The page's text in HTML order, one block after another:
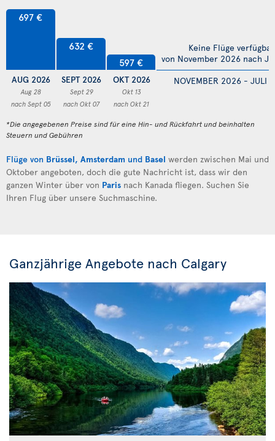
697 €
AUG 2026
Aug 28
nach Sept 05
632 €
SEPT 2026
Sept 29
nach Okt 07
597 €
OKT 2026
Okt 13
nach Okt 21
NOVEMBER 2026 - JULI
Keine Flüge verfügbar
von November 2026 nach
*Die angegebenen Preise sind für eine Hin- und Rückfahrt und beinhalten
Steuern und Gebühren
Flüge von Brüssel, Amsterdam und Basel werden zwischen Mai und
Oktober angeboten, doch die gute Nachricht ist, dass wir den
ganzen Winter über von Paris nach Kanada fliegen. Suchen Sie
Ihren Flug über unsere Suchmaschine.
Ganzjährige Angebote nach Calgary